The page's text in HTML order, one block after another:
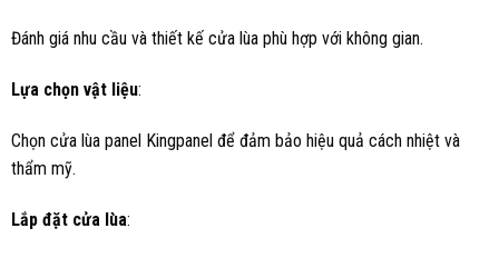
Đánh giá nhu cầu và thiết kế cửa lùa phù hợp với không gian.
Lựa chọn vật liệu:
Chọn cửa lùa panel Kingpanel để đảm bảo hiệu quả cách nhiệt và
thẩm mỹ.
Lắp đặt cửa lùa: